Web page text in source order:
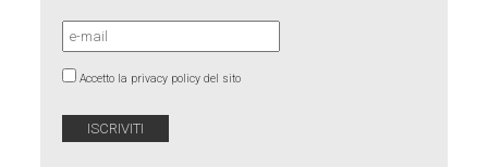
Accetto la privacy policy del sito